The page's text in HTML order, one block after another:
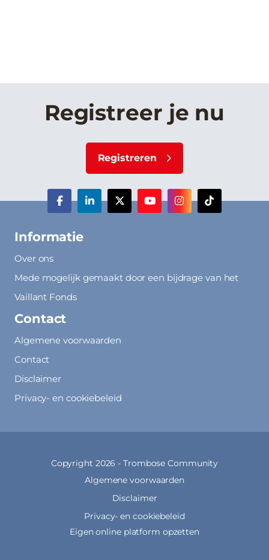
Registreer je nu
Registreren
Informatie
Over ons
Mede mogelijk gemaakt door een bijdrage van het
Vaillant Fonds
Contact
Algemene voorwaarden
Contact
Disclaimer
Privacy- en cookiebeleid
Copyright 2026 -Trombose Community
Algemene voorwaarden
Disclaimer
Privacy- en cookiebeleid
Eigen online platform opzetten